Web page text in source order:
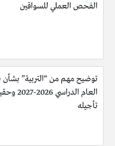
الفحص العملي للسواقين
توضيح مهم من “التربية” بشأن
العام الدراسي
تأجيله